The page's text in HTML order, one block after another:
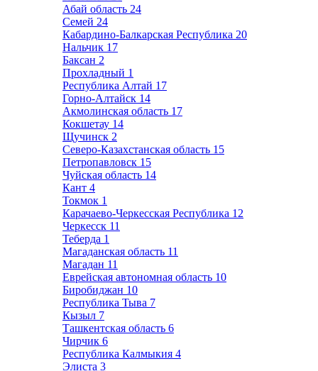
Абай область 24
Семей 24
Кабардино-Балкарская Республика 20
Нальчик 17
Баксан 2
Прохладный 1
Республика Алтай 17
Горно-Алтайск 14
Акмолинская область 17
Кокшетау 14
Щучинск 2
Северо-Казахстанская область 15
Петропавловск 15
Чуйская область 14
Кант 4
Токмок 1
Карачаево-Черкесская Республика 12
Черкесск 11
Теберда 1
Магаданская область 11
Магадан 11
Еврейская автономная область 10
Биробиджан 10
Республика Тыва 7
Кызыл 7
Ташкентская область 6
Чирчик 6
Республика Калмыкия 4
Элиста 3